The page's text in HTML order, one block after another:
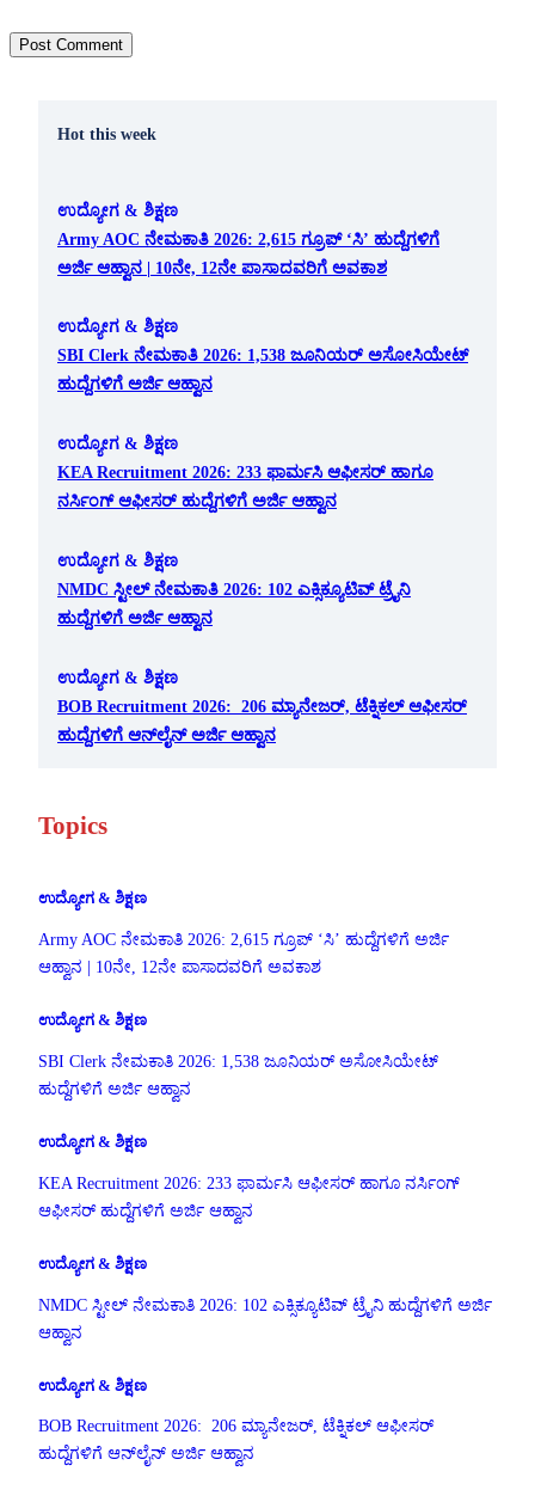
Hot this week
ಉದ್ಯೋಗ & ಶಿಕ್ಷಣ
Army AOC ನೇಮಕಾತಿ 2026: 2,615 ಗ್ರೂಪ್ ‘ಸಿ’ ಹುದ್ದೆಗಳಿಗೆ
ಅರ್ಜಿ ಆಹ್ವಾನ | 10ನೇ, 12ನೇ ಪಾಸಾದವರಿಗೆ ಅವಕಾಶ
ಉದ್ಯೋಗ & ಶಿಕ್ಷಣ
SBI Clerk ನೇಮಕಾತಿ 2026: 1,538 ಜೂನಿಯರ್ ಅಸೋಸಿಯೇಟ್
ಹುದ್ದೆಗಳಿಗೆ ಅರ್ಜಿ ಆಹ್ವಾನ
ಉದ್ಯೋಗ & ಶಿಕ್ಷಣ
KEA Recruitment 2026: 233 ಫಾರ್ಮಸಿ ಆಫೀಸರ್ ಹಾಗೂ
ನರ್ಸಿಂಗ್ ಆಫೀಸರ್ ಹುದ್ದೆಗಳಿಗೆ ಅರ್ಜಿ ಆಹ್ವಾನ
ಉದ್ಯೋಗ & ಶಿಕ್ಷಣ
NMDC ಸ್ಟೀಲ್ ನೇಮಕಾತಿ 2026: 102 ಎಕ್ಸಿಕ್ಯೂಟಿವ್ ಟ್ರೈನಿ
ಹುದ್ದೆಗಳಿಗೆ ಅರ್ಜಿ ಆಹ್ವಾನ
ಉದ್ಯೋಗ & ಶಿಕ್ಷಣ
BOB Recruitment 2026: 206 ಮ್ಯಾನೇಜರ್, ಟೆಕ್ನಿಕಲ್ ಆಫೀಸರ್
ಹುದ್ದೆಗಳಿಗೆ ಆನ್‌ಲೈನ್ ಅರ್ಜಿ ಆಹ್ವಾನ
Topics
ಉದ್ಯೋಗ & ಶಿಕ್ಷಣ
Army AOC ನೇಮಕಾತಿ 2026: 2,615 ಗ್ರೂಪ್ ‘ಸಿ’ ಹುದ್ದೆಗಳಿಗೆ ಅರ್ಜಿ
ಆಹ್ವಾನ | 10ನೇ, 12ನೇ ಪಾಸಾದವರಿಗೆ ಅವಕಾಶ
ಉದ್ಯೋಗ & ಶಿಕ್ಷಣ
SBI Clerk ನೇಮಕಾತಿ 2026: 1,538 ಜೂನಿಯರ್ ಅಸೋಸಿಯೇಟ್
ಹುದ್ದೆಗಳಿಗೆ ಅರ್ಜಿ ಆಹ್ವಾನ
ಉದ್ಯೋಗ & ಶಿಕ್ಷಣ
KEA Recruitment 2026: 233 ಫಾರ್ಮಸಿ ಆಫೀಸರ್ ಹಾಗೂ ನರ್ಸಿಂಗ್
ಆಫೀಸರ್ ಹುದ್ದೆಗಳಿಗೆ ಅರ್ಜಿ ಆಹ್ವಾನ
ಉದ್ಯೋಗ & ಶಿಕ್ಷಣ
NMDC ಸ್ಟೀಲ್ ನೇಮಕಾತಿ 2026: 102 ಎಕ್ಸಿಕ್ಯೂಟಿವ್ ಟ್ರೈನಿ ಹುದ್ದೆಗಳಿಗೆ ಅರ್ಜಿ
ಆಹ್ವಾನ
ಉದ್ಯೋಗ & ಶಿಕ್ಷಣ
BOB Recruitment 2026: 206 ಮ್ಯಾನೇಜರ್, ಟೆಕ್ನಿಕಲ್ ಆಫೀಸರ್
ಹುದ್ದೆಗಳಿಗೆ ಆನ್‌ಲೈನ್ ಅರ್ಜಿ ಆಹ್ವಾನ